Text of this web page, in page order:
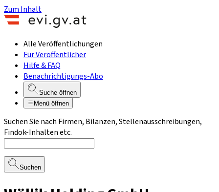
Zum Inhalt
Alle Veröffentlichungen
Für Veröffentlicher
Hilfe & FAQ
Benachrichtigungs-Abo
Suche öffnen
Menü öffnen
Suchen Sie nach Firmen, Bilanzen, Stellenausschreibungen,
Findok-Inhalten etc.
Suchen